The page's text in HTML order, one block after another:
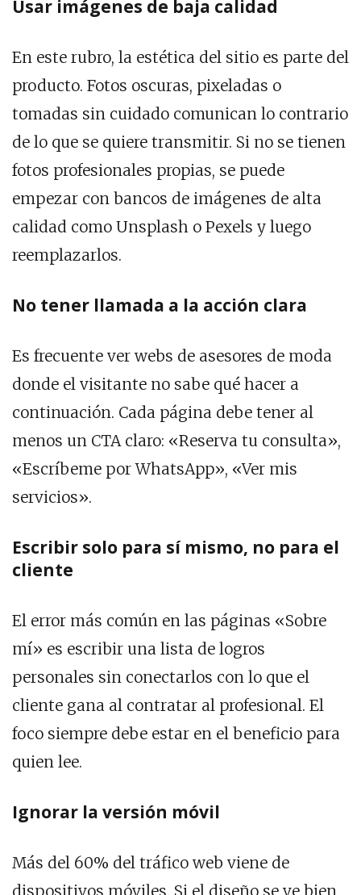
Usar imágenes de baja calidad
En este rubro, la estética del sitio es parte del
producto. Fotos oscuras, pixeladas o
tomadas sin cuidado comunican lo contrario
de lo que se quiere transmitir. Si no se tienen
fotos profesionales propias, se puede
empezar con bancos de imágenes de alta
calidad como Unsplash o Pexels y luego
reemplazarlos.
No tener llamada a la acción clara
Es frecuente ver webs de asesores de moda
donde el visitante no sabe qué hacer a
continuación. Cada página debe tener al
menos un CTA claro: «Reserva tu consulta»,
«Escríbeme por WhatsApp», «Ver mis
servicios».
Escribir solo para sí mismo, no para el
cliente
El error más común en las páginas «Sobre
mí» es escribir una lista de logros
personales sin conectarlos con lo que el
cliente gana al contratar al profesional. El
foco siempre debe estar en el beneficio para
quien lee.
Ignorar la versión móvil
Más del 60% del tráfico web viene de